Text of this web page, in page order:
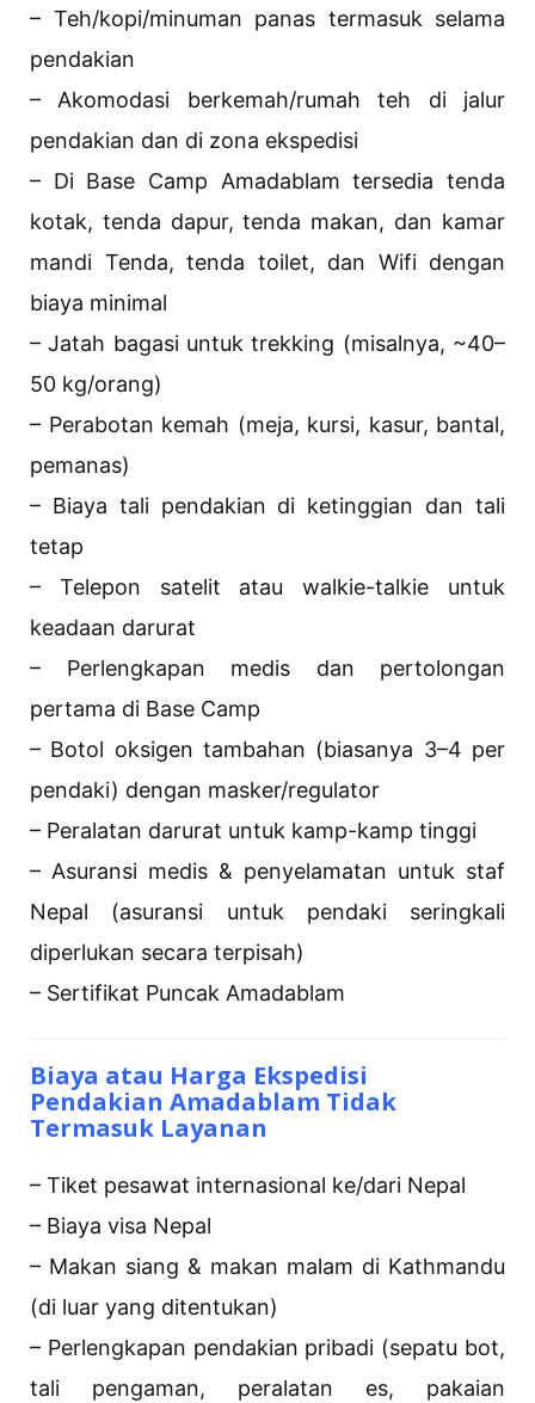
– Teh/kopi/minuman panas termasuk selama
pendakian
– Akomodasi berkemah/rumah teh di jalur
pendakian dan di zona ekspedisi
– Di Base Camp Amadablam tersedia tenda
kotak, tenda dapur, tenda makan, dan kamar
mandi Tenda, tenda toilet, dan Wifi dengan
biaya minimal
– Jatah bagasi untuk trekking (misalnya, ~40–
50 kg/orang)
– Perabotan kemah (meja, kursi, kasur, bantal,
pemanas)
– Biaya tali pendakian di ketinggian dan tali
tetap
– Telepon satelit atau walkie-talkie untuk
keadaan darurat
– Perlengkapan medis dan pertolongan
pertama di Base Camp
– Botol oksigen tambahan (biasanya 3–4 per
pendaki) dengan masker/regulator
– Peralatan darurat untuk kamp-kamp tinggi
– Asuransi medis & penyelamatan untuk staf
Nepal (asuransi untuk pendaki seringkali
diperlukan secara terpisah)
– Sertifikat Puncak Amadablam
Biaya atau Harga Ekspedisi
Pendakian Amadablam Tidak
Termasuk Layanan
– Tiket pesawat internasional ke/dari Nepal
– Biaya visa Nepal
– Makan siang & makan malam di Kathmandu
(di luar yang ditentukan)
– Perlengkapan pendakian pribadi (sepatu bot,
tali pengaman, peralatan es, pakaian